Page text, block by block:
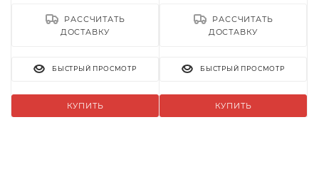
КУПИТЬ
РАССЧИТАТЬ
ДОСТАВКУ
БЫСТРЫЙ ПРОСМОТР
КУПИТЬ
РАССЧИТАТЬ
ДОСТАВКУ
БЫСТРЫЙ ПРОСМОТР